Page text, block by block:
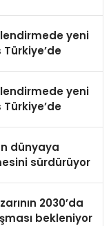
yeni
yeni
dünyaya
sürdürüyor
2030’da
bekleniyor